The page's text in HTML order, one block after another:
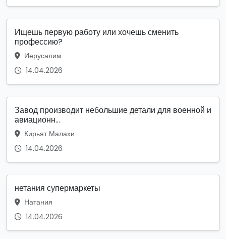
Ищешь первую работу или хочешь сменить
профессию?
Иерусалим
14.04.2026
Завод производит небольшие детали для военной и
авиационн...
Кирьят Малахи
14.04.2026
нетания супермаркеты
Натания
14.04.2026